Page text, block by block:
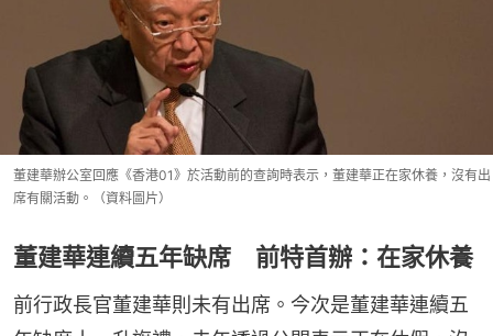
董建華辦公室回應《香港01》於活動前的查詢時表示，董建華正在家休養，沒有出
席有關活動。（資料圖片）
董建華連續五年缺席 前特首辦：在家休養
前行政長官董建華則未有出席。今次是董建華連續五